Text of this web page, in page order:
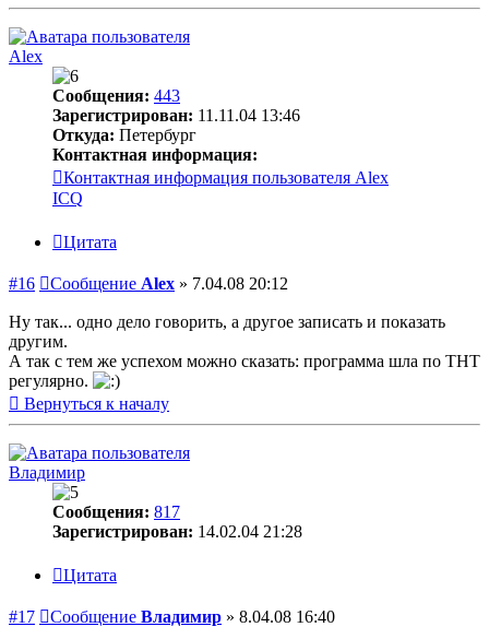
Alex
Сообщения: 443
Зарегистрирован: 11.11.04 13:46
Откуда: Петербург
Контактная информация:
Контактная информация пользователя Alex
ICQ
Цитата
#16 Сообщение Alex » 7.04.08 20:12
Ну так... одно дело говорить, а другое записать и показать
другим.
А так с тем же успехом можно сказать: программа шла по ТНТ
регулярно.
Вернуться к началу
Владимир
Сообщения: 817
Зарегистрирован: 14.02.04 21:28
Цитата
#17 Сообщение Владимир » 8.04.08 16:40